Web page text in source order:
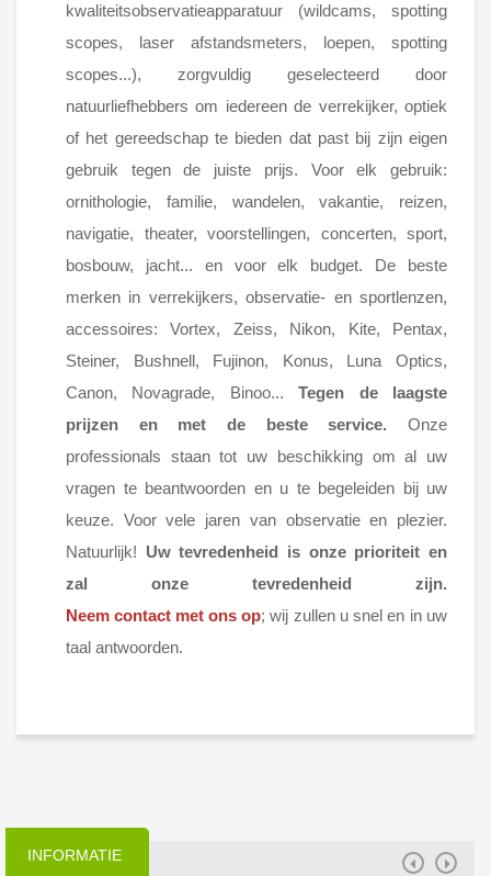
kwaliteitsobservatieapparatuur (wildcams, spotting
scopes, laser afstandsmeters, loepen, spotting
scopes...), zorgvuldig geselecteerd door
natuurliefhebbers om iedereen de verrekijker, optiek
of het gereedschap te bieden dat past bij zijn eigen
gebruik tegen de juiste prijs. Voor elk gebruik:
ornithologie, familie, wandelen, vakantie, reizen,
navigatie, theater, voorstellingen, concerten, sport,
bosbouw, jacht... en voor elk budget. De beste
merken in verrekijkers, observatie- en sportlenzen,
accessoires: Vortex, Zeiss, Nikon, Kite, Pentax,
Steiner, Bushnell, Fujinon, Konus, Luna Optics,
Canon, Novagrade, Binoo...Tegen de laagste
prijzen en met de beste service. Onze
professionals staan tot uw beschikking om al uw
vragen te beantwoorden en u te begeleiden bij uw
keuze. Voor vele jaren van observatie en plezier.
Natuurlijk! Uw tevredenheid is onze prioriteit en
zal onze tevredenheid zijn.
Neem contact met ons op; wij zullen u snel en in uw
taal antwoorden.
INFORMATIE